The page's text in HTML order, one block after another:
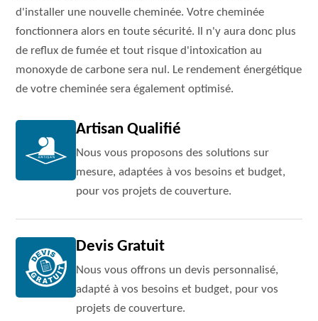
d'installer une nouvelle cheminée. Votre cheminée
fonctionnera alors en toute sécurité. Il n'y aura donc plus
de reflux de fumée et tout risque d'intoxication au
monoxyde de carbone sera nul. Le rendement énergétique
de votre cheminée sera également optimisé.
Artisan Qualifié
Nous vous proposons des solutions sur
mesure, adaptées à vos besoins et budget,
pour vos projets de couverture.
Devis Gratuit
Nous vous offrons un devis personnalisé,
adapté à vos besoins et budget, pour vos
projets de couverture.